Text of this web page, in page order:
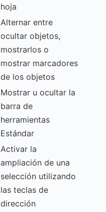
hoja
Alternar entre
ocultar objetos,
mostrarlos o
mostrar marcadores
de los objetos
Mostrar u ocultar la
barra de
herramientas
Estándar
Activar la
ampliación de una
selección utilizando
las teclas de
dirección